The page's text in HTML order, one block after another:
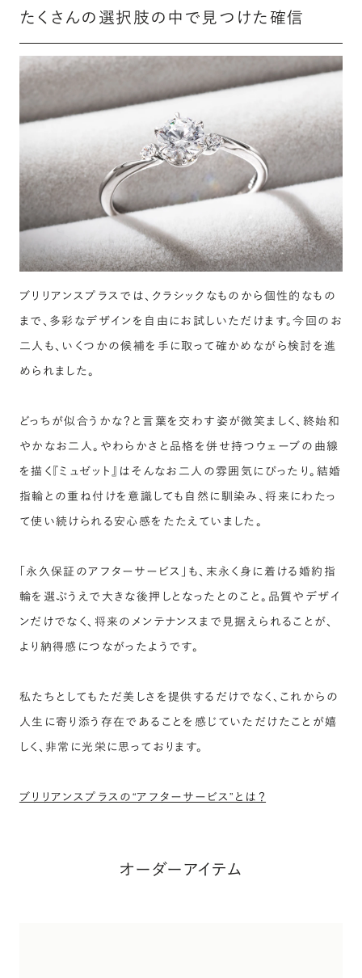
たくさんの選択肢の中で見つけた確信
ブリリアンスプラスでは、クラシックなものから個性的なもの
まで、多彩なデザインを自由にお試しいただけます。今回のお
二人も、いくつかの候補を手に取って確かめながら検討を進
められました。
どっちが似合うかな？と言葉を交わす姿が微笑ましく、終始和
やかなお二人。やわらかさと品格を併せ持つウェーブの曲線
を描く『ミュゼット』はそんなお二人の雰囲気にぴったり。結婚
指輪との重ね付けを意識しても自然に馴染み、将来にわたっ
て使い続けられる安心感をたたえていました。
「永久保証のアフターサービス」も、末永く身に着ける婚約指
輪を選ぶうえで大きな後押しとなったとのこと。品質やデザイ
ンだけでなく、将来のメンテナンスまで見据えられることが、
より納得感につながったようです。
私たちとしてもただ美しさを提供するだけでなく、これからの
人生に寄り添う存在であることを感じていただけたことが嬉
しく、非常に光栄に思っております。
ブリリアンスプラスの“アフターサービス”とは？
オーダーアイテム